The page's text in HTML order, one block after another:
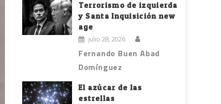
Terrorismo de izquierda
y Santa Inquisición new
age
julio 28, 2026
Fernando Buen Abad
Domínguez
El azúcar de las
estrellas